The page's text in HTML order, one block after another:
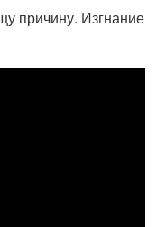
причину. Изгнание